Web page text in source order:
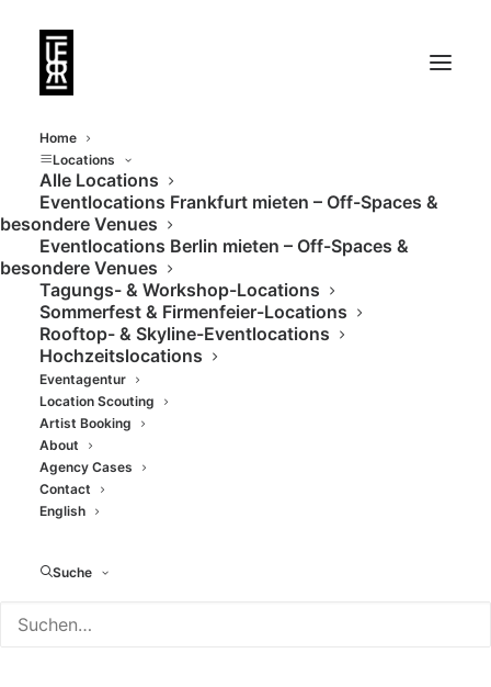
Home
Locations
Alle Locations
Eventlocations Frankfurt mieten – Off-Spaces &
besondere Venues
Eventlocations Berlin mieten – Off-Spaces &
besondere Venues
Tagungs- & Workshop-Locations
Sommerfest & Firmenfeier-Locations
Rooftop- & Skyline-Eventlocations
Hochzeitslocations
Eventagentur
Location Scouting
Artist Booking
About
Agency Cases
Contact
English
Suche
Nicht bloß ein
trendiger Off-Space